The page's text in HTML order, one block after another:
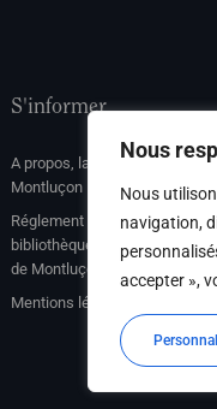
Nous
Nous
navigation,
accepter »,
S'informer
A propos, la société Les Amis
Montluçon
Réglement de consultation de
bibliothèque et des archives
de Montluçon
Mentions légales